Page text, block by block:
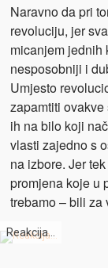
Naravno da pri
revoluciju, jer
micanjem jednih
nesposobniji i
Umjesto
zapamtiti
ih na bilo koji
vlasti zajedno s
na izbore. Jer
promjena koje u
trebamo – bili za
Reakcija…